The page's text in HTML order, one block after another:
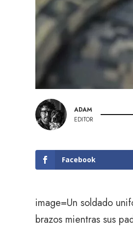
ADAM
EDITOR
Facebook
image=Un soldado
brazos mientras sus